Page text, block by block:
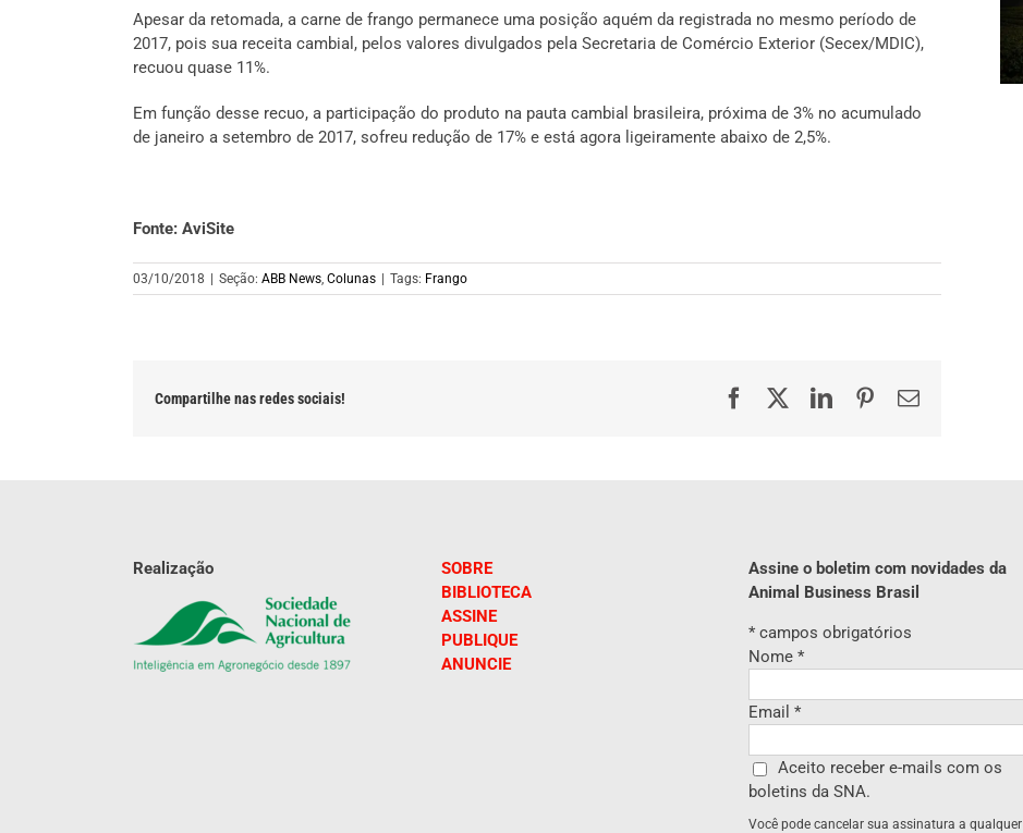
Apesar da retomada, a carne de frango permanece uma posição aquém da registrada no mesmo período de
2017, pois sua receita cambial, pelos valores divulgados pela Secretaria de Comércio Exterior (Secex/MDIC),
recuou quase 11%.
Em função desse recuo, a participação do produto na pauta cambial brasileira, próxima de 3% no acumulado
de janeiro a setembro de 2017, sofreu redução de 17% e está agora ligeiramente abaixo de 2,5%.
Fonte: AviSite
03/10/2018 Seção: ABB News, Colunas Tags: Frango
Compartilhe nas redes sociais! FacebookLinkedInPinterest
E-
Realização
SOBRE
BIBLIOTECA
ASSINE
PUBLIQUE
ANUNCIE
Assine o boletim com novidades da
Animal Business Brasil
* campos obrigatórios
Nome *
Email *
Aceito receber e-mails com os
boletins da SNA.
Você pode cancelar sua assinatura a qualquer